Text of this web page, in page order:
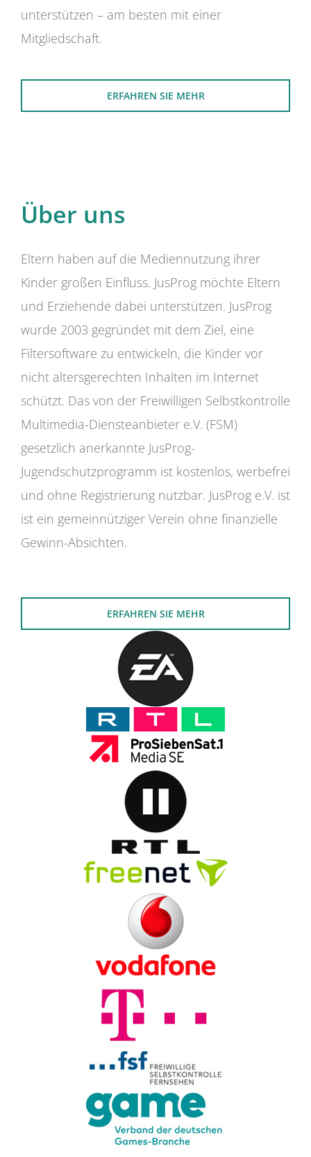
unterstützen – am besten mit einer
Mitgliedschaft.
ERFAHREN SIE MEHR
Über uns
Eltern haben auf die Mediennutzung ihrer
Kinder großen Einfluss. JusProg möchte Eltern
und Erziehende dabei unterstützen. JusProg
wurde 2003 gegründet mit dem Ziel, eine
Filtersoftware zu entwickeln, die Kinder vor
nicht altersgerechten Inhalten im Internet
schützt. Das von der Freiwilligen Selbstkontrolle
Multimedia-Diensteanbieter e.V. (FSM)
gesetzlich anerkannte JusProg-
Jugendschutzprogramm ist kostenlos, werbefrei
und ohne Registrierung nutzbar. JusProg e.V. ist
ist ein gemeinnütziger Verein ohne finanzielle
Gewinn-Absichten.
ERFAHREN SIE MEHR